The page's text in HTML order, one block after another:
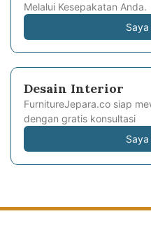
Melalui Kesepakatan Anda.
Desain Interior
FurnitureJepara.co siap
dengan gratis konsultasi